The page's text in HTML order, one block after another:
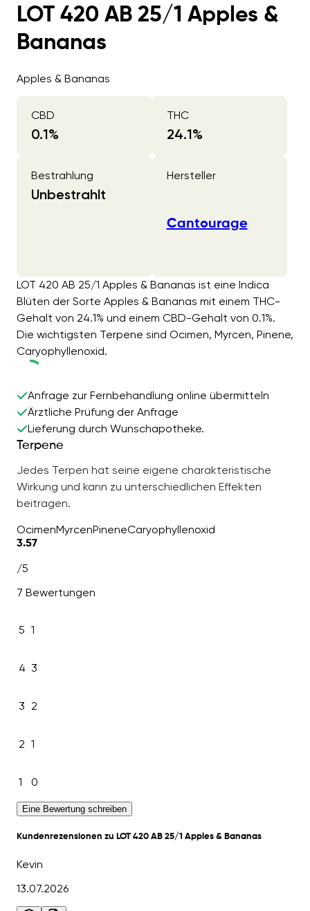
LOT 420 AB 25/1 Apples &
Bananas
Apples & Bananas
CBD
0.1%
THC
24.1%
Bestrahlung
Unbestrahlt
Hersteller
Cantourage
LOT 420 AB 25/1 Apples & Bananas ist eine Indica
Blüten der Sorte Apples & Bananas mit einem THC-
Gehalt von 24.1% und einem CBD-Gehalt von 0.1%.
Die wichtigsten Terpene sind Ocimen, Myrcen, Pinene,
Caryophyllenoxid.
Anfrage zur Fernbehandlung online übermitteln
Ärztliche Prüfung der Anfrage
Lieferung durch Wunschapotheke.
Terpene
Jedes Terpen hat seine eigene charakteristische
Wirkung und kann zu unterschiedlichen Effekten
beitragen.
OcimenMyrcenPineneCaryophyllenoxid
3.57
/5
7 Bewertungen
5 1
4 3
3 2
2 1
1 0
Eine Bewertung schreiben
Kundenrezensionen zu LOT 420 AB 25/1 Apples & Bananas
Kevin
13.07.2026